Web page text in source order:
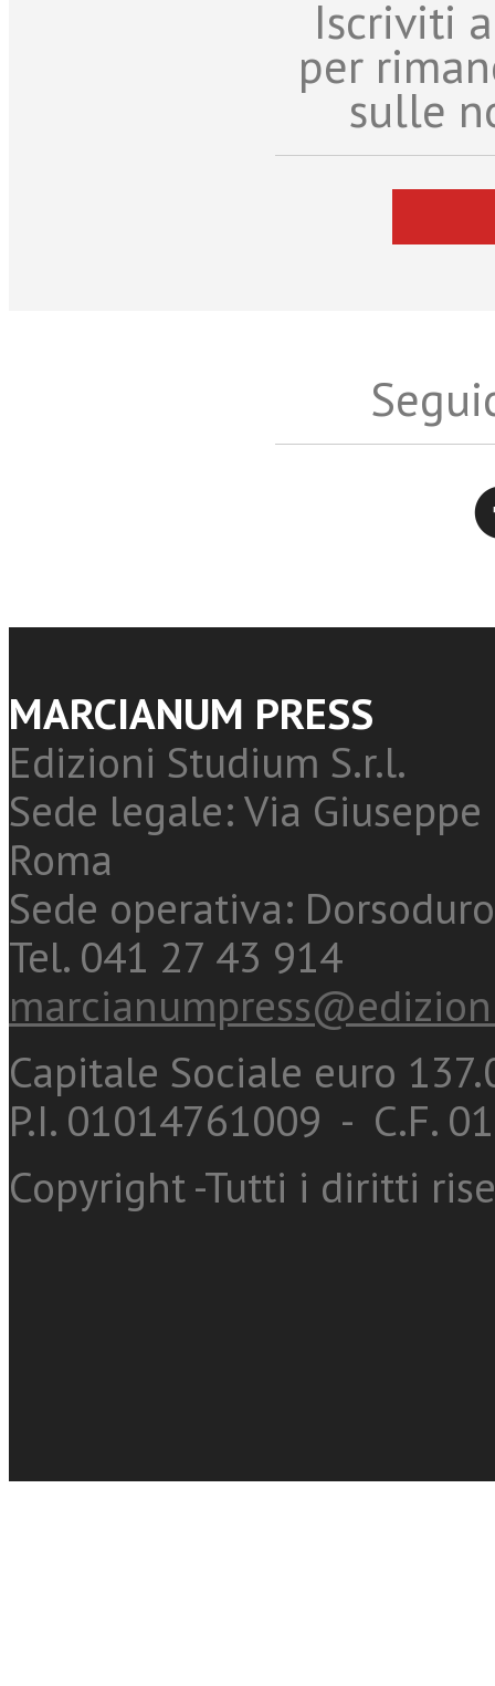
Iscriviti
per
sulle
MARCIANUM PRESS
Edizioni Studium S.r.l.
Sede legale: Via
Roma
Sede operativa:
Tel. 041 27 43 914
Capitale Sociale euro
P.I. 01014761009 - C.F.
Copyright -Tutti i diritti